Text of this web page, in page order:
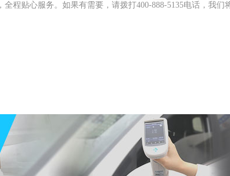
程贴心服务。如果有需要，请拨打400-888-5135电话，我们